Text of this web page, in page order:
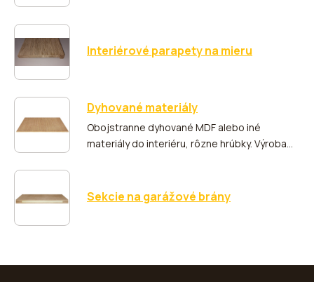
Interiérové parapety na mieru
Dyhované materiály
Obojstranne dyhované MDF alebo iné
materiály do interiéru, rôzne hrúbky. Výroba
Sekcie na garážové brány